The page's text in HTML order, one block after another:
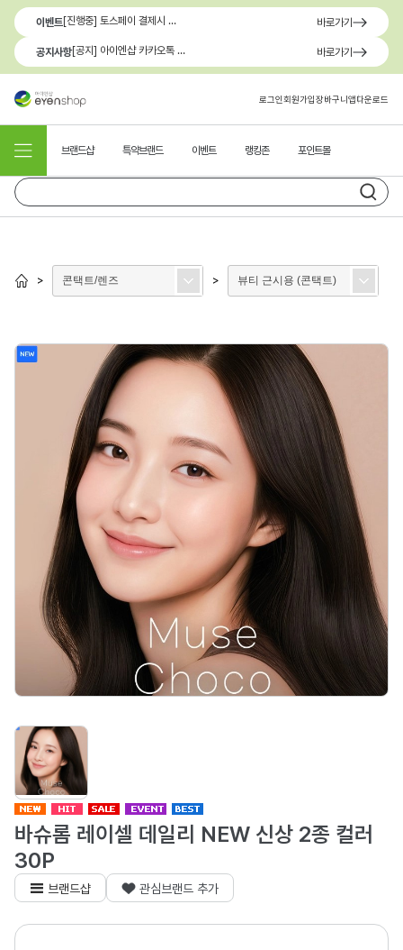
이벤트 [진행중] 토스페이 결제시 최대 1.3만원 혜택 바로가기
공지사항 [공지] 아이엔샵 카카오톡 1:1 문의 채널 이용 안내 바로가기
로그인회원가입장바구니앱다운로드
브랜드샵 특약브랜드 이벤트 랭킹존 포인트몰
> 콘택트/렌즈 > 뷰티 근시용 (콘택트)
바슈롬 레이셀 데일리 NEW 신상 2종 컬러
30P
브랜드샵 관심브랜드 추가